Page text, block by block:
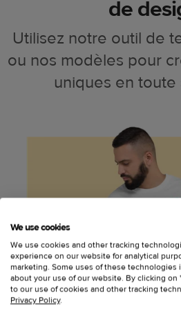
de
Utilisez notre outil de
ou nos modèles pour
uniques en toute
We use cookies
We use cookies and other tracking
experience on our website for analytical
marketing. Some uses of these technologies
about your use of our website. By clicking
to our use of cookies and other tracking
Privacy Policy.